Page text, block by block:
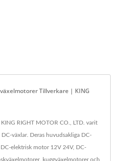
Tillverkare | KING
RIGHT MOTOR CO., LTD. varit
växlar. Deras huvudsakliga DC-
elektrisk motor 12V 24V, DC-
kuggväxelmotorer och